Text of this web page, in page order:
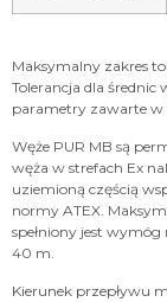
Maksymalny zakres
Tolerancja dla
parametry zawarte w
Węże PUR MB są
węża w strefach Ex
uziemioną częścią
normy ATEX.
spełniony jest
40 m.
Kierunek przepływu